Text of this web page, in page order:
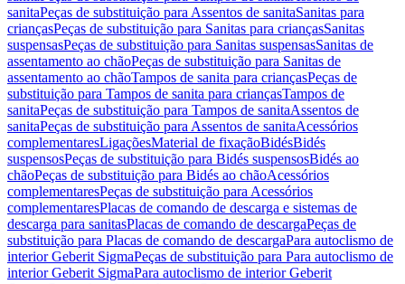
sanitaPeças de substituição para Assentos de sanitaSanitas para
criançasPeças de substituição para Sanitas para criançasSanitas
suspensasPeças de substituição para Sanitas suspensasSanitas de
assentamento ao chãoPeças de substituição para Sanitas de
assentamento ao chãoTampos de sanita para criançasPeças de
substituição para Tampos de sanita para criançasTampos de
sanitaPeças de substituição para Tampos de sanitaAssentos de
sanitaPeças de substituição para Assentos de sanitaAcessórios
complementaresLigaçõesMaterial de fixaçãoBidésBidés
suspensosPeças de substituição para Bidés suspensosBidés ao
chãoPeças de substituição para Bidés ao chãoAcessórios
complementaresPeças de substituição para Acessórios
complementaresPlacas de comando de descarga e sistemas de
descarga para sanitasPlacas de comando de descargaPeças de
substituição para Placas de comando de descargaPara autoclismo de
interior Geberit SigmaPeças de substituição para Para autoclismo de
interior Geberit SigmaPara autoclismo de interior Geberit